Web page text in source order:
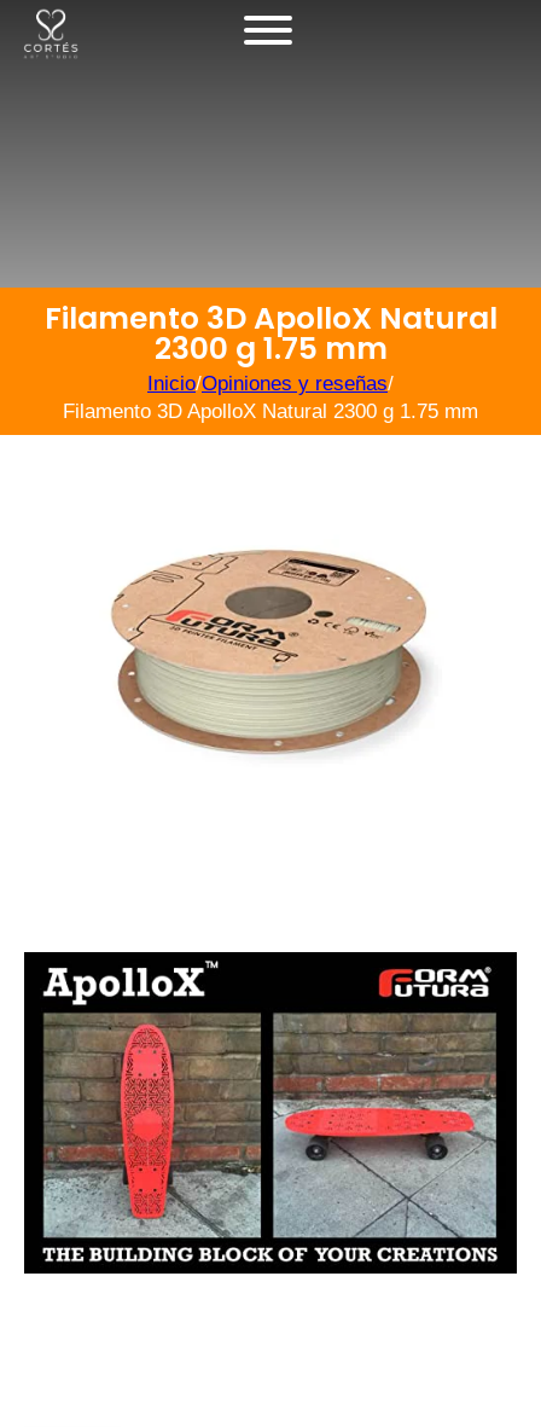
Filamento 3D ApolloX Natural
2300 g 1.75 mm
Inicio/Opiniones y reseñas/
Filamento 3D ApolloX Natural 2300 g 1.75 mm